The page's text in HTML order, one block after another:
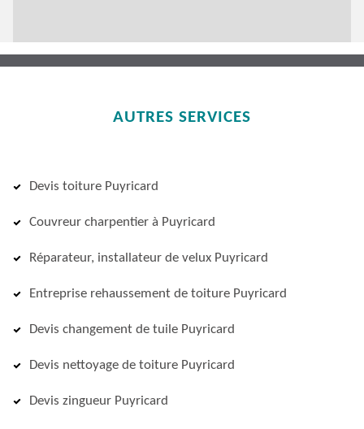
AUTRES SERVICES
Devis toiture Puyricard
Couvreur charpentier à Puyricard
Réparateur, installateur de velux Puyricard
Entreprise rehaussement de toiture Puyricard
Devis changement de tuile Puyricard
Devis nettoyage de toiture Puyricard
Devis zingueur Puyricard